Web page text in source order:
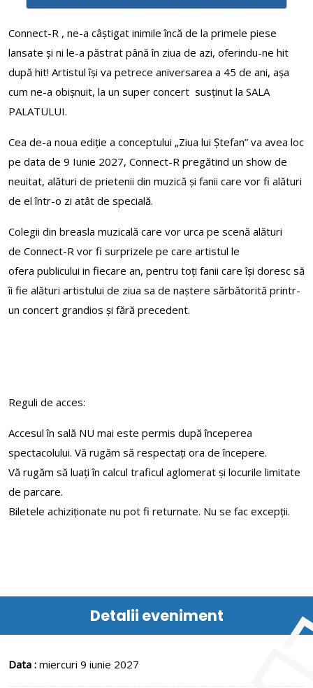
Connect-R , ne-a câștigat inimile încă de la primele piese
lansate și ni le-a păstrat până în ziua de azi, oferindu-ne hit
după hit! Artistul își va petrece aniversarea a 45 de ani, așa
cum ne-a obișnuit, la un super concert susținut la SALA
PALATULUI.
Cea de-a noua ediție a conceptului „Ziua lui Ștefan” va avea loc
pe data de 9 Iunie 2027, Connect-R pregătind un show de
neuitat, alături de prietenii din muzică și fanii care vor fi alături
de el într-o zi atât de specială.
Colegii din breasla muzicală care vor urca pe scenă alături
de Connect-R vor fi surprizele pe care artistul le
ofera publicului in fiecare an, pentru toți fanii care își doresc să
îi fie alături artistului de ziua sa de naștere sărbătorită printr-
un concert grandios și fără precedent.
Reguli de acces:
Accesul în sală NU mai este permis după începerea
spectacolului. Vă rugăm să respectați ora de începere.
Vă rugăm să luați în calcul traficul aglomerat și locurile limitate
de parcare.
Biletele achiziționate nu pot fi returnate. Nu se fac excepții.
Detalii eveniment
Data : miercuri 9 iunie 2027